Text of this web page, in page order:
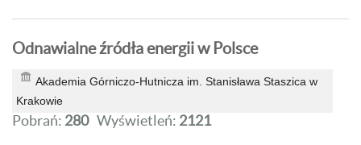
Odnawialne źródła energii w Polsce
Akademia Górniczo-Hutnicza im. Stanisława Staszica w
Krakowie
Pobrań: 280 Wyświetleń: 2121